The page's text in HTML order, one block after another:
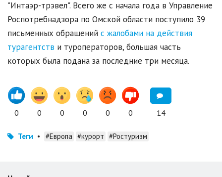
"Интаэр-трэвел". Всего же с начала года в Управление
Роспотребнадзора по Омской области поступило 39
письменных обращений с жалобами на действия
турагентств и туроператоров, большая часть
которых была подана за последние три месяца.
0 0 0 0 0 0 14
Теги • #Европа #курорт #Ростуризм